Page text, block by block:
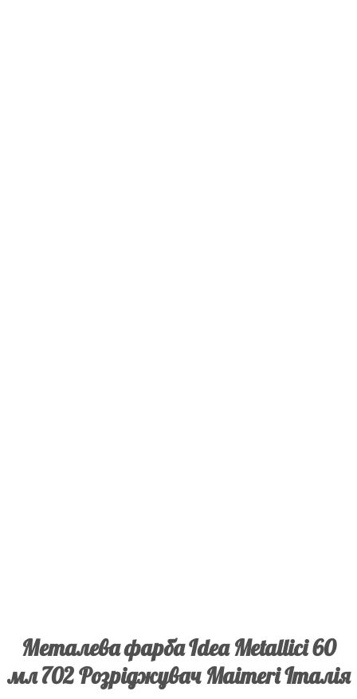
Металева фарба Idea Metallici 60
мл 702 Розріджувач Maimeri Італія